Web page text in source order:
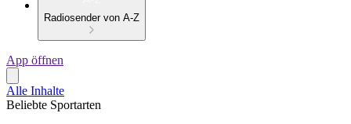
Radiosender von A-Z
App öffnen
Alle Inhalte
Beliebte Sportarten